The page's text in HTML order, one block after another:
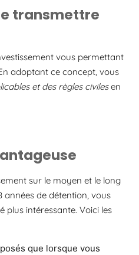
transmettre
vous permettant
adoptant ce concept, vous
et des règles civilesen
sur le moyen et le long
années de détention, vous
plus intéressante. Voici les
que lorsque vous